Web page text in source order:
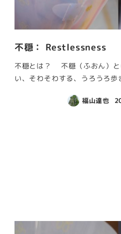
不穏： Restlessness
不穏とは？ 不穏（ふおん）と
い、そわそわする、うろうろ
福山達也